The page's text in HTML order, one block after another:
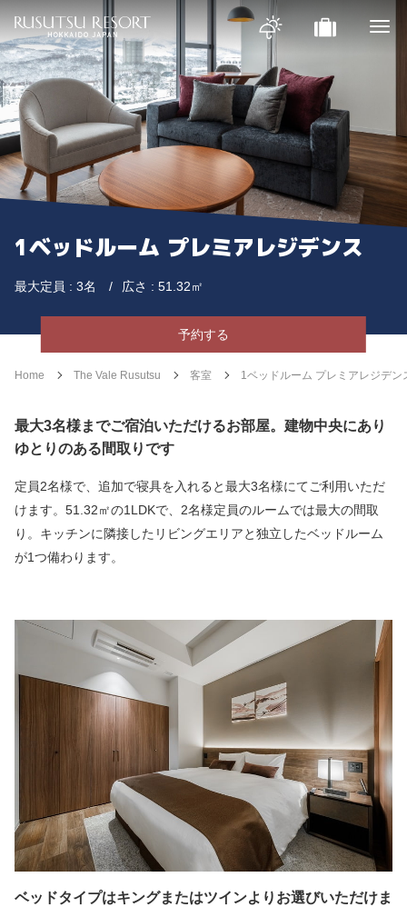
1ベッドルーム プレミアレジデンス
最大定員 : 3名 広さ : 51.32㎡
予約する
Home The Vale Rusutsu 客室 1ベッドルーム プレミアレジデン
最大3名様までご宿泊いただけるお部屋。建物中央にあり
ゆとりのある間取りです
定員2名様で、追加で寝具を入れると最大3名様にてご利用いただ
けます。51.32㎡の1LDKで、2名様定員のルームでは最大の間取
り。キッチンに隣接したリビングエリアと独立したベッドルーム
が1つ備わります。
ベッドタイプはキングまたはツインよりお選びいただけま